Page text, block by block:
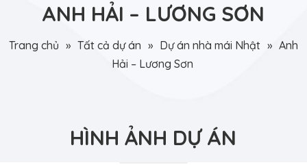
ANH HẢI – LƯƠNG SƠN
Trang chủ » Tất cả dự án » Dự án nhà mái Nhật » Anh
Hải – Lương Sơn
HÌNH ẢNH DỰ ÁN